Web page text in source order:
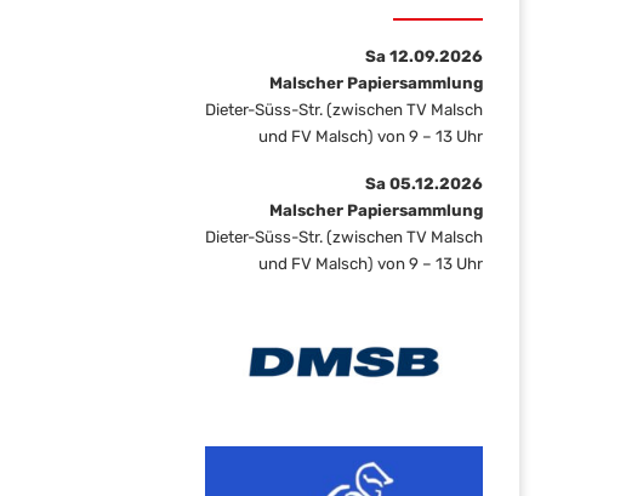
Sa 12.09.2026
Malscher Papiersammlung
Dieter-Süss-Str. (zwischen TV Malsch
und FV Malsch) von 9 – 13 Uhr
Sa 05.12.2026
Malscher Papiersammlung
Dieter-Süss-Str. (zwischen TV Malsch
und FV Malsch) von 9 – 13 Uhr